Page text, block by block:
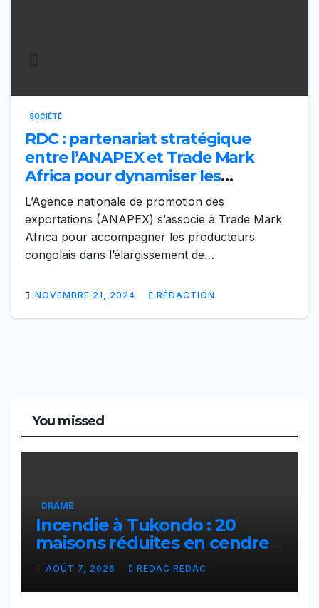
SOCIÉTÉ
RDC : partenariat stratégique
entre l’ANAPEX et Trade Mark
Africa pour dynamiser les
exportations congolaises
L’Agence nationale de promotion des
exportations (ANAPEX) s’associe à Trade Mark
Africa pour accompagner les producteurs
congolais dans l’élargissement de…
NOVEMBRE 21, 2024 RÉDACTION
You missed
DRAME
Incendie à Tukondo : 20
maisons réduites en cendres,
plusieurs familles sans abri
AOÛT 7, 2026 REDAC REDAC